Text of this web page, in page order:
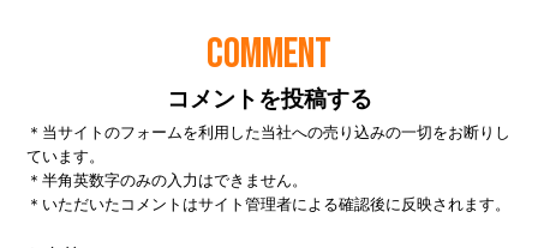
COMMENT
コメントを投稿する
＊当サイトのフォームを利用した当社への売り込みの一切をお断りし
ています。
＊半角英数字のみの入力はできません。
＊いただいたコメントはサイト管理者による確認後に反映されます。